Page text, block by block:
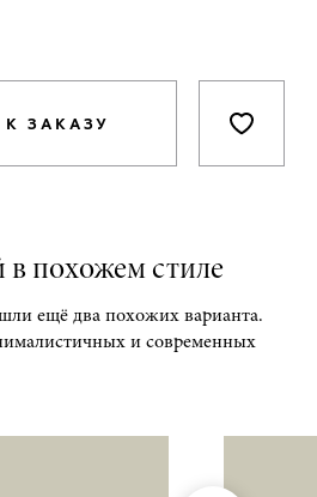
ЗАКАЗУ
в похожем стиле
ещё два похожих варианта.
и современных